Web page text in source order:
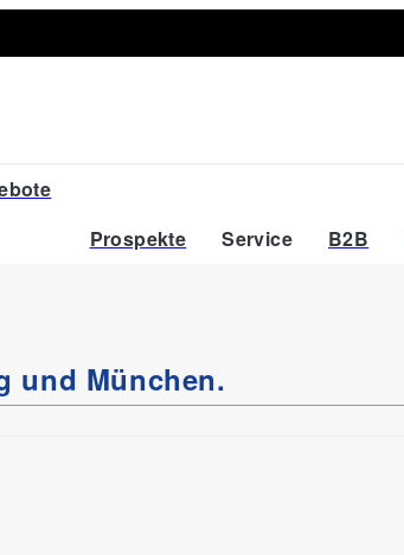
Prospekte
Service B2B
und München.